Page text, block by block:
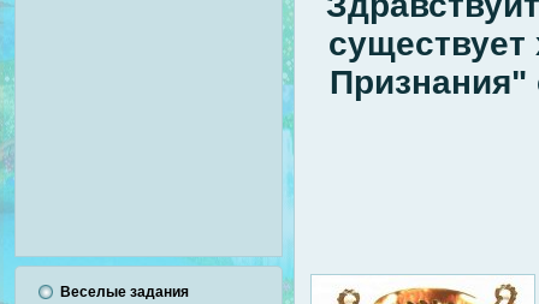
Веселые задания